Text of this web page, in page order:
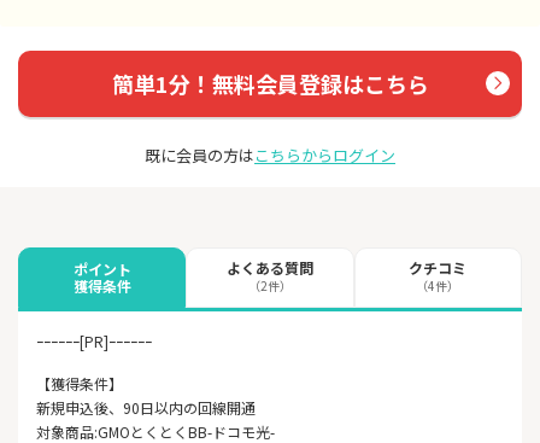
簡単1分！無料会員登録はこちら
既に会員の方はこちらからログイン
ポイント
獲得条件
よくある質問
（2件）
クチコミ
（4件）
ｰｰｰｰｰｰ[PR]ｰｰｰｰｰｰ
【獲得条件】
新規申込後、90日以内の回線開通
対象商品:GMOとくとくBB-ドコモ光-